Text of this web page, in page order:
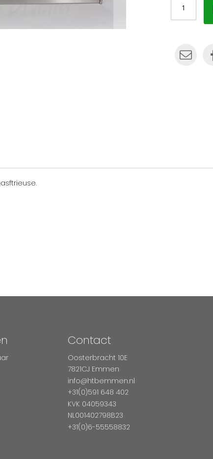
Contact
Oosterbracht 10E
7821CJ Emmen
info@htbemmen.nl
+31(0)591 648 402
KVK 04059343
NL001402798B23
+31(0)6-55558832